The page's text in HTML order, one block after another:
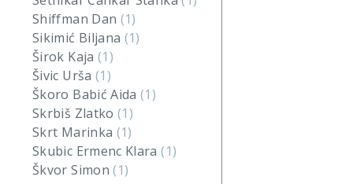
Shiffman Dan (1)
Sikimić Biljana (1)
Širok Kaja (1)
Šivic Urša (1)
Škoro Babić Aida(1)
Skrbiš Zlatko(1)
Skrt Marinka (1)
Skubic Ermenc Klara(1)
Škvor Simon(1)